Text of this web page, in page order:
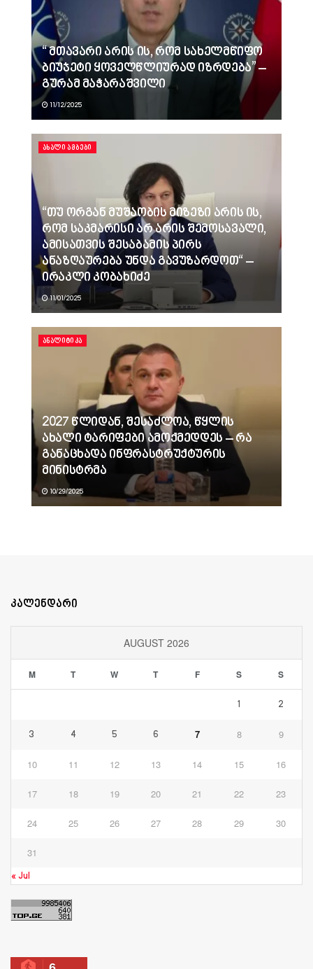
“ მთავარი არის ის, რომ სახელმწიფო
ბიუჯეტი ყოველწლიურად იზრდება” –
გურამ მაჭარაშვილი
11/12/2025
ᲐᲮᲐᲚᲘ ᲐᲛᲑᲔᲑᲘ
“თუ ორგან მუშაობის მიზეზი არის ის,
რომ საკმარისი არ არის შემოსავალი,
ამისათვის შესაბამის პირს
ანაზღაურება უნდა გავუზარდოთ“ –
ირაკლი კობახიძე
11/01/2025
ᲐᲜᲐᲚᲘᲢᲘᲙᲐ
2027 წლიდან, შესაძლოა, წყლის
ახალი ტარიფები ამოქმედდეს – რა
განაცხადა ინფრასტრუქტურის
მინისტრმა
10/29/2025
კალენდარი
AUGUST 2026
M T W T F S S
1 2
3 4 5 6 7 8 9
10 11 12 13 14 15 16
17 18 19 20 21 22 23
24 25 26 27 28 29 30
31
« Jul